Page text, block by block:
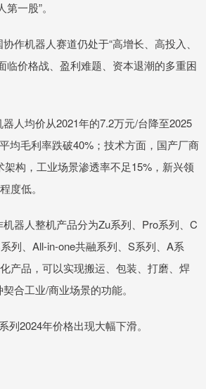
一股”。
作机器人赛道仍处于“高增长、高投入、
临价格战、盈利难题、资本退潮的多重困
人均价从2021年的7.2万元/台降至2025
均毛利率跌破40%；技术方面，国产厂商
构，工业场景渗透率不足15%，新兴领
度低。
器人整机产品分为Zu系列、Pro系列、C
列、All-in-one共融系列、S系列、A系
产品，可以实现搬运、包装、打磨、焊
合工业/商业场景的功能。
列2024年价格出现大幅下滑。